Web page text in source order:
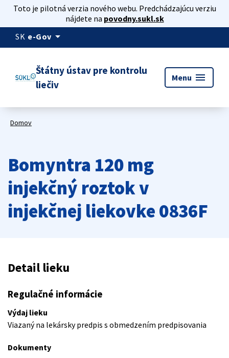
Toto je pilotná verzia nového webu. Predchádzajúcu verziu
nájdete na povodny.sukl.sk
SK e-Gov arrow_drop_down
Štátny ústav pre kontrolu
liečiv
Menu menu
Domov
Bomyntra 120 mg
injekčný roztok v
injekčnej liekovke 0836F
Detail lieku
Regulačné informácie
Výdaj lieku
Viazaný na lekársky predpis s obmedzením predpisovania
Dokumenty